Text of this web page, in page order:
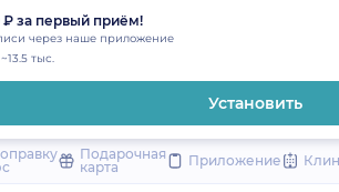
за первый приём!
через наше приложение
~13.5 тыс.
Установить
Закрыть
Подарочная
карта
Приложение